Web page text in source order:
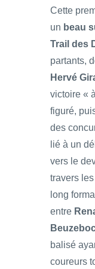
Cette
un beau
Trail des
partants,
Hervé
victoire «
figuré,
des
lié à un
vers le
travers
long
entre
balisé
coureurs